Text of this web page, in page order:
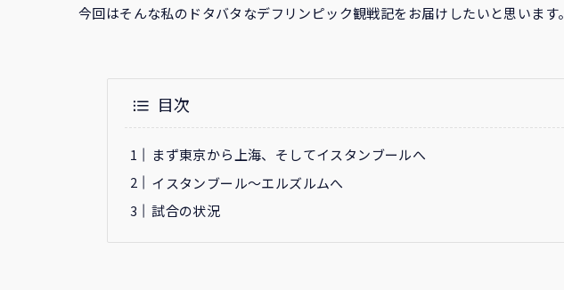
今回はそんな私のドタバタなデフリンピック観戦記をお届けしたいと思います。
目次
まず東京から上海、そしてイスタンブールへ
イスタンブール〜エルズルムへ
試合の状況